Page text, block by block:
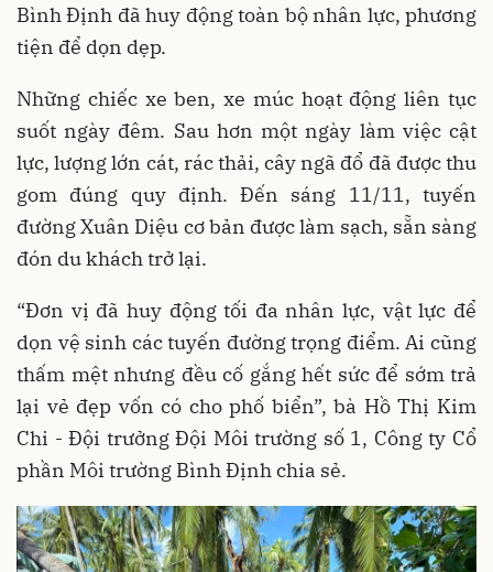
Bình Định đã huy động toàn bộ nhân lực, phương
tiện để dọn dẹp.
Những chiếc xe ben, xe múc hoạt động liên tục
suốt ngày đêm. Sau hơn một ngày làm việc cật
lực, lượng lớn cát, rác thải, cây ngã đổ đã được thu
gom đúng quy định. Đến sáng 11/11, tuyến
đường Xuân Diệu cơ bản được làm sạch, sẵn sàng
đón du khách trở lại.
“Đơn vị đã huy động tối đa nhân lực, vật lực để
dọn vệ sinh các tuyến đường trọng điểm. Ai cũng
thấm mệt nhưng đều cố gắng hết sức để sớm trả
lại vẻ đẹp vốn có cho phố biển”, bà Hồ Thị Kim
Chi - Đội trưởng Đội Môi trường số 1, Công ty Cổ
phần Môi trường Bình Định chia sẻ.